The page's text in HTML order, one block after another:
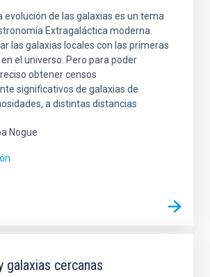
evolución de las galaxias es un tema
Extragaláctica moderna.
las galaxias locales con las primeras
el universo. Pero para poder
obtener censos
significativos de galaxias de
a distintas distancias
Nogue
galaxias cercanas